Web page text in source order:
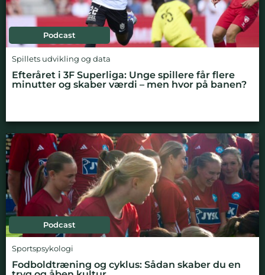
Podcast
Spillets udvikling og data
Efteråret i 3F Superliga: Unge spillere får flere
minutter og skaber værdi – men hvor på banen?
Podcast
Sportspsykologi
Fodboldtræning og cyklus: Sådan skaber du en